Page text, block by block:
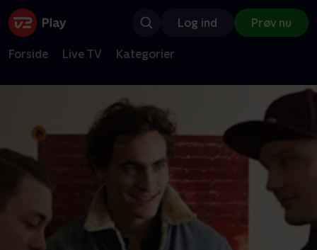
Log ind Prøv nu
Forside Live TV Kategorier